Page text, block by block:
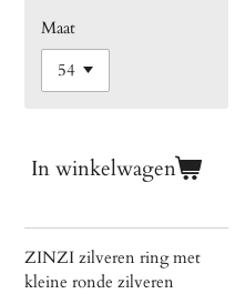
Maat
In winkelwagen
ZINZI zilveren ring met
kleine ronde zilveren